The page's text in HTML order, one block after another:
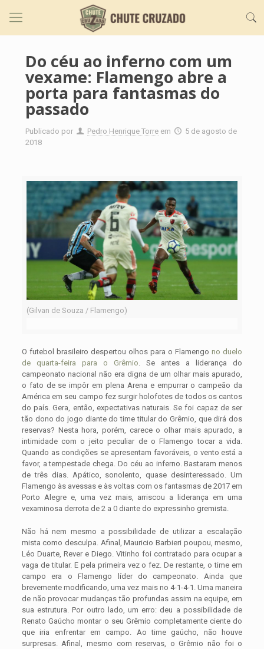
Do céu ao inferno com um
vexame: Flamengo abre a
porta para fantasmas do
passado
Publicado por Pedro Henrique Torre em
5 de agosto de
2018
(Gilvan de Souza / Flamengo)
O futebol brasileiro despertou olhos para o Flamengono duelo
de quarta-feira para o Grêmio . Se antes a liderança do
campeonato nacional não era digna de um olhar mais apurado,
o fato de se impôr em plena Arena e empurrar o campeão da
América em seu campo fez surgir holofotes de todos os cantos
do país. Gera, então, expectativas naturais. Se foi capaz de ser
tão dono do jogo diante do time titular do Grêmio, que dirá dos
reservas? Nesta hora, porém, carece o olhar mais apurado, a
intimidade com o jeito peculiar de o Flamengo tocar a vida.
Quando as condições se apresentam favoráveis, o vento está a
favor, a tempestade chega. Do céu ao inferno. Bastaram menos
de três dias. Apático, sonolento, quase desinteressado. Um
Flamengo às avessas e às voltas com os fantasmas de 2017 em
Porto Alegre e, uma vez mais, arriscou a liderança em uma
vexaminosa derrota de 2 a 0 diante do expressinho gremista.
Não há nem mesmo a possibilidade de utilizar a escalação
mista como desculpa. Afinal, Mauricio Barbieri poupou, mesmo,
Léo Duarte, Rever e Diego. Vitinho foi contratado para ocupar a
vaga de titular. E pela primeira vez o fez. De restante, o time em
campo era o Flamengo líder do campeonato. Ainda que
brevemente modificando, uma vez mais no 4-1-4-1. Uma maneira
de não provocar mudanças tão profundas assim na equipe, em
sua estrutura. Por outro lado, um erro: deu a possibilidade de
Renato Gaúcho montar o seu Grêmio completamente ciente do
que iria enfrentar em campo. Ao time gaúcho, não houve
surpresas. Afinal, mesmo com reservas, o Grêmio não foi o